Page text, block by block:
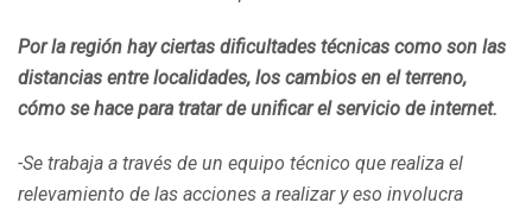
Por la región hay ciertas dificultades técnicas como son las
distancias entre localidades, los cambios en el terreno,
cómo se hace para tratar de unificar el servicio de internet.
-Se trabaja a través de un equipo técnico que realiza el
relevamiento de las acciones a realizar y eso involucra